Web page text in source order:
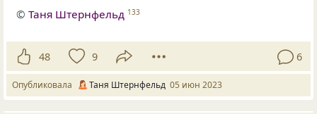
©Таня Штернфельд 133
48 9 6
Опубликовала Таня Штернфельд 05 июн 2023